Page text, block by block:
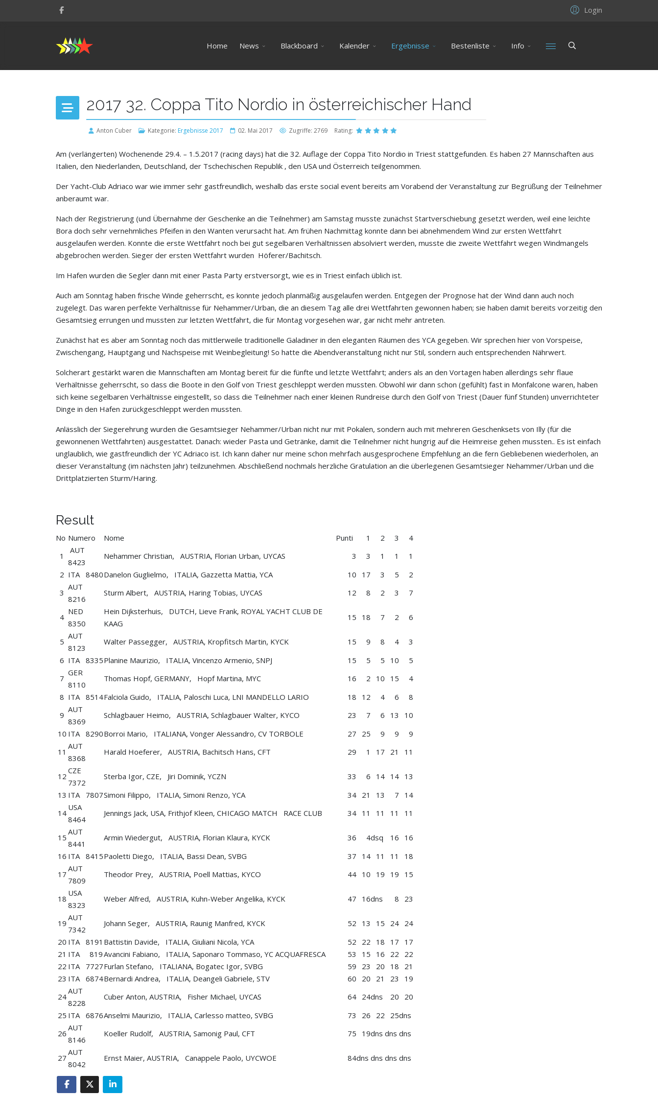
Login
Home News Blackboard Kalender Ergebnisse Bestenliste Info
2017 32. Coppa Tito Nordio in österreichischer Hand
Anton Cuber Kategorie: Ergebnisse 2017 02. Mai 2017 Zugriffe: 2769 Rating:
Am (verlängerten) Wochenende 29.4. – 1.5.2017 (racing days) hat die 32. Auflage der Coppa Tito Nordio in Triest stattgefunden. Es haben 27 Mannschaften aus
Italien, den Niederlanden, Deutschland, der Tschechischen Republik , den USA und Österreich teilgenommen.
Der Yacht-Club Adriaco war wie immer sehr gastfreundlich, weshalb das erste social event bereits am Vorabend der Veranstaltung zur Begrüßung der Teilnehmer
anberaumt war.
Nach der Registrierung (und Übernahme der Geschenke an die Teilnehmer) am Samstag musste zunächst Startverschiebung gesetzt werden, weil eine leichte
Bora doch sehr vernehmliches Pfeifen in den Wanten verursacht hat. Am frühen Nachmittag konnte dann bei abnehmendem Wind zur ersten Wettfahrt
ausgelaufen werden. Konnte die erste Wettfahrt noch bei gut segelbaren Verhältnissen absolviert werden, musste die zweite Wettfahrt wegen Windmangels
abgebrochen werden. Sieger der ersten Wettfahrt wurden Höferer/Bachitsch.
Im Hafen wurden die Segler dann mit einer Pasta Party erstversorgt, wie es in Triest einfach üblich ist.
Auch am Sonntag haben frische Winde geherrscht, es konnte jedoch planmäßig ausgelaufen werden. Entgegen der Prognose hat der Wind dann auch noch
zugelegt. Das waren perfekte Verhältnisse für Nehammer/Urban, die an diesem Tag alle drei Wettfahrten gewonnen haben; sie haben damit bereits vorzeitig den
Gesamtsieg errungen und mussten zur letzten Wettfahrt, die für Montag vorgesehen war, gar nicht mehr antreten.
Zunächst hat es aber am Sonntag noch das mittlerweile traditionelle Galadiner in den eleganten Räumen des YCA gegeben. Wir sprechen hier von Vorspeise,
Zwischengang, Hauptgang und Nachspeise mit Weinbegleitung! So hatte die Abendveranstaltung nicht nur Stil, sondern auch entsprechenden Nährwert.
Solcherart gestärkt waren die Mannschaften am Montag bereit für die fünfte und letzte Wettfahrt; anders als an den Vortagen haben allerdings sehr flaue
Verhältnisse geherrscht, so dass die Boote in den Golf von Triest geschleppt werden mussten. Obwohl wir dann schon (gefühlt) fast in Monfalcone waren, haben
sich keine segelbaren Verhältnisse eingestellt, so dass die Teilnehmer nach einer kleinen Rundreise durch den Golf von Triest (Dauer fünf Stunden) unverrichteter
Dinge in den Hafen zurückgeschleppt werden mussten.
Anlässlich der Siegerehrung wurden die Gesamtsieger Nehammer/Urban nicht nur mit Pokalen, sondern auch mit mehreren Geschenksets von Illy (für die
gewonnenen Wettfahrten) ausgestattet. Danach: wieder Pasta und Getränke, damit die Teilnehmer nicht hungrig auf die Heimreise gehen mussten.. Es ist einfach
unglaublich, wie gastfreundlich der YC Adriaco ist. Ich kann daher nur meine schon mehrfach ausgesprochene Empfehlung an die fern Gebliebenen wiederholen, an
dieser Veranstaltung (im nächsten Jahr) teilzunehmen. Abschließend nochmals herzliche Gratulation an die überlegenen Gesamtsieger Nehammer/Urban und die
Drittplatzierten Sturm/Haring.
Result
No Numero Nome Punti 1 2 3
4
1
AUT
8423
Nehammer Christian, AUSTRIA, Florian Urban, UYCAS 3 3 1 1
1
2 ITA 8480Danelon Guglielmo, ITALIA, Gazzetta Mattia, YCA 10 17 3 5
2
3
AUT
8216
Sturm Albert, AUSTRIA, Haring Tobias, UYCAS 12 8 2 3 7
4
NED
8350
Hein Dijksterhuis, DUTCH, Lieve Frank, ROYAL YACHT CLUB DE
KAAG
15 18 7 2 6
5
AUT
8123
Walter Passegger, AUSTRIA, Kropfitsch Martin, KYCK 15 9 8 4
3
6 ITA 8335Planine Maurizio, ITALIA, Vincenzo Armenio, SNPJ 15 5 5 10
5
7
GER
8110
Thomas Hopf, GERMANY, Hopf Martina, MYC 16 2 10 15
4
8 ITA 8514Falciola Guido, ITALIA, Paloschi Luca, LNI MANDELLO LARIO 18 12 4 6
8
9
AUT
8369
Schlagbauer Heimo, AUSTRIA, Schlagbauer Walter, KYCO 23 7 6 13
10
10 ITA 8290Borroi Mario, ITALIANA, Vonger Alessandro, CV TORBOLE 27 25 9 9
9
11
AUT
8368
Harald Hoeferer, AUSTRIA, Bachitsch Hans, CFT 29 1 17 21 11
12
CZE
7372
Sterba Igor, CZE, Jiri Dominik, YCZN 33 6 14 14 13
13 ITA 7807Simoni Filippo, ITALIA, Simoni Renzo, YCA 34 21 13 7
14
14
USA
8464
Jennings Jack, USA, Frithjof Kleen, CHICAGO MATCH RACE CLUB 34 11 11 11 11
15
AUT
8441
Armin Wiedergut, AUSTRIA, Florian Klaura, KYCK 36 4dsq 16
16
16 ITA 8415Paoletti Diego, ITALIA, Bassi Dean, SVBG 37 14 11 11
18
17
AUT
7809
Theodor Prey, AUSTRIA, Poell Mattias, KYCO 44 10 19 19 15
18
USA
8323
Weber Alfred, AUSTRIA, Kuhn-Weber Angelika, KYCK 47 16dns 8 23
19
AUT
7342
Johann Seger, AUSTRIA, Raunig Manfred, KYCK 52 13 15 24 24
20 ITA 8191 Battistin Davide, ITALIA, Giuliani Nicola, YCA 52 22 18 17
17
21 ITA 819Avancini Fabiano, ITALIA, Saponaro Tommaso, YC ACQUAFRESCA 53 15 16 22
22
22 ITA 7727Furlan Stefano, ITALIANA, Bogatec Igor, SVBG 59 23 20 18
21
23 ITA 6874Bernardi Andrea, ITALIA, Deangeli Gabriele, STV 60 20 21 23
19
24
AUT
8228
Cuber Anton, AUSTRIA, Fisher Michael, UYCAS 64 24dns 20
20
25 ITA 6876Anselmi Maurizio, ITALIA, Carlesso matteo, SVBG 73 26 22 25dns
26
AUT
8146
Koeller Rudolf, AUSTRIA, Samonig Paul, CFT 75 19dns dns dns
27
AUT
8042
Ernst Maier, AUSTRIA, Canappele Paolo, UYCWOE 84dns dns dns dns